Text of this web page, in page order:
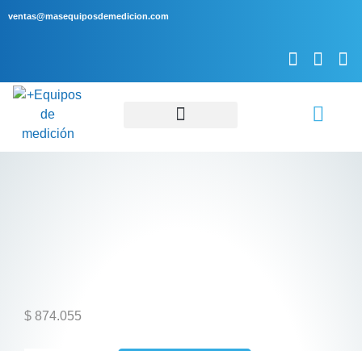
ventas@masequiposdemedicion.com
$ 874.055